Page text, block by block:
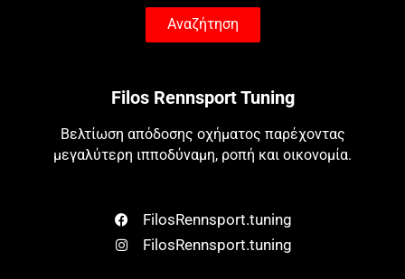
Αναζήτηση
Filos Rennsport Tuning
Βελτίωση απόδοσης οχήματος παρέχοντας
μεγαλύτερη ιπποδύναμη, ροπή και οικονομία.
FilosRennsport.tuning
FilosRennsport.tuning